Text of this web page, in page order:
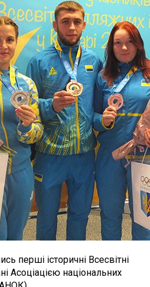
перші історичні Всесвітні
Асоціацією національних